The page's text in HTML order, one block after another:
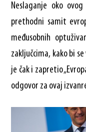
Neslaganje oko
prethodni samit
međusobnih
zaključcima, kako bi
je čak i zapretio
odgovor za ovaj